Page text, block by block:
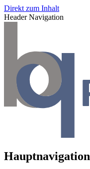
Direkt zum Inhalt
Header Navigation
Hauptnavigation